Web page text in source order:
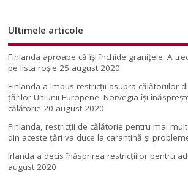
Ultimele articole
Finlanda aproape că își închide granițele. A
pe lista roșie 25 august 2020
Finlanda a impus restricţii asupra călătoriilor
ţărilor Uniunii Europene. Norvegia își
călătorie 20 august 2020
Finlanda, restricţii de călătorie pentru mai
din aceste ţări va duce la carantină şi
Irlanda a decis înăsprirea restricțiilor pentru
august 2020